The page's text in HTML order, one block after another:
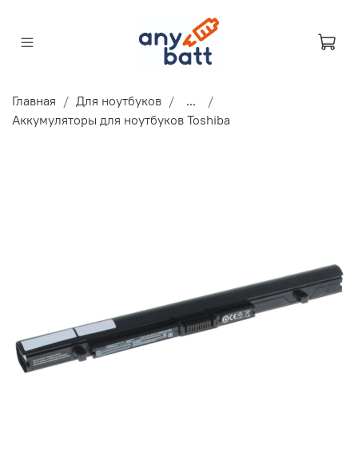
Главная Для ноутбуков
...
Аккумуляторы для ноутбуков Toshiba